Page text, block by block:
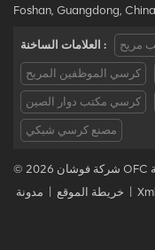
Foshan, Guangdong, China
العلامات الساخنة : مريح
كرسي الموظفين المريح
كرسي مكتب دوار الصين
مصنع كرسي شبكي
مدونة
خريطة الموقع Xml